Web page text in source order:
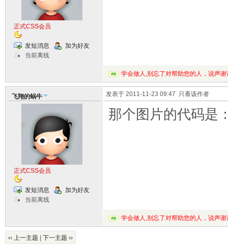
正式CSS会员
发短消息
加为好友
当前离线
学会做人,别忘了对帮助您的人，说声谢
飞翔的蜗牛
正式CSS会员
发短消息
加为好友
当前离线
发表于 2011-11-23 09:47 只看该作者
那个图片的代码是
学会做人,别忘了对帮助您的人，说声谢
‹‹ 上一主题 下一主题 ››